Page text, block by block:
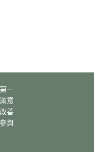
一
意
善
與